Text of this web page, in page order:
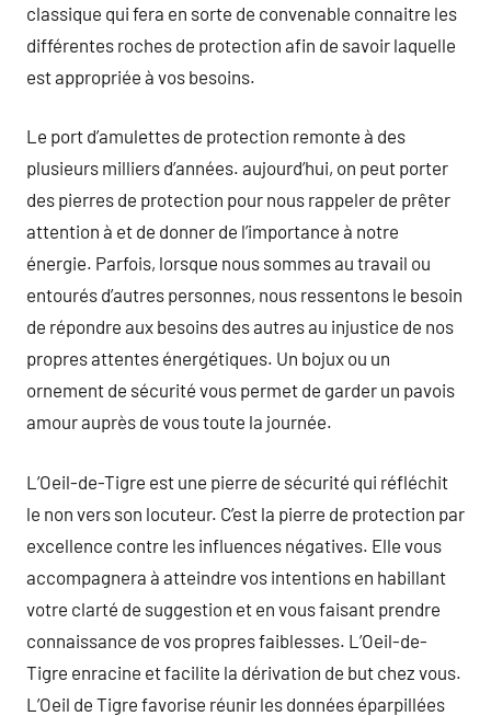
classique qui fera en sorte de convenable connaitre les
différentes roches de protection afin de savoir laquelle
est appropriée à vos besoins.
Le port d’amulettes de protection remonte à des
plusieurs milliers d’années. aujourd’hui, on peut porter
des pierres de protection pour nous rappeler de prêter
attention à et de donner de l’importance à notre
énergie. Parfois, lorsque nous sommes au travail ou
entourés d’autres personnes, nous ressentons le besoin
de répondre aux besoins des autres au injustice de nos
propres attentes énergétiques. Un bojux ou un
ornement de sécurité vous permet de garder un pavois
amour auprès de vous toute la journée.
L’Oeil-de-Tigre est une pierre de sécurité qui réfléchit
le non vers son locuteur. C’est la pierre de protection par
excellence contre les influences négatives. Elle vous
accompagnera à atteindre vos intentions en habillant
votre clarté de suggestion et en vous faisant prendre
connaissance de vos propres faiblesses. L’Oeil-de-
Tigre enracine et facilite la dérivation de but chez vous.
L’Oeil de Tigre favorise réunir les données éparpillées